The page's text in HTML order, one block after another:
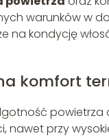
warunków w
na kondycję
komfort
nawet przy